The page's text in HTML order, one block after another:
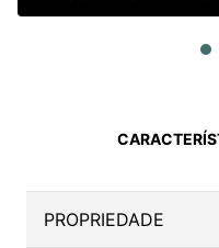
PROPRIEDADE